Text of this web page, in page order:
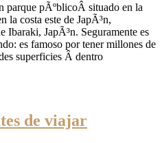
parque pÃºblicoÂ situado en la
la costa este de JapÃ³n,
Ibaraki, JapÃ³n. Seguramente es
es famoso por tener millones de
superficies Â dentro
de viajar